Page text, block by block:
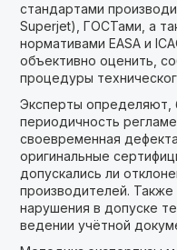
стандартами
Superjet), ГОСТами, а
нормативами EASA и
объективно оценить,
процедуры
Эксперты определяют,
периодичность
своевременная
оригинальные
допускались ли
производителей.
нарушения в допуске
ведении учётной